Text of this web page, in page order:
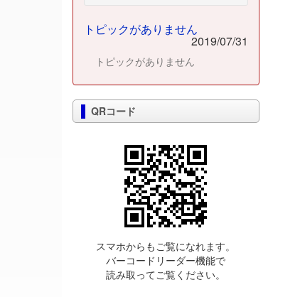
トピックがありません
2019/07/31
トピックがありません
QRコード
スマホからもご覧になれます。
バーコードリーダー機能で
読み取ってご覧ください。